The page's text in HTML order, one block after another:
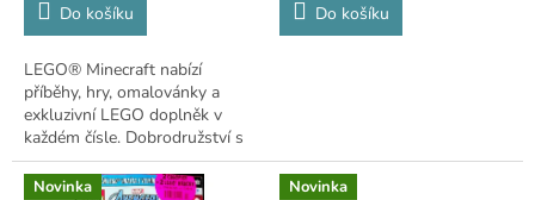
Do košíku
LEGO® Minecraft nabízí
příběhy, hry, omalovánky a
exkluzivní LEGO doplněk v
každém čísle. Dobrodružství s
Burda Media čeká!
Do košíku
Novinka Novinka